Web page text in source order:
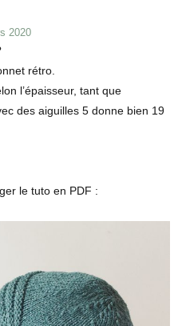
2020
rétro.
l’épaisseur, tant que
des aiguilles 5 donne bien 19
le tuto en PDF :